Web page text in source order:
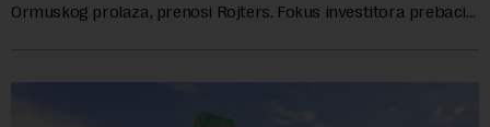
Ormuskog prolaza, prenosi Rojters. Fokus investitora prebacio